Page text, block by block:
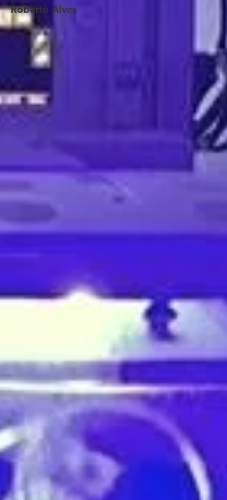
Roberto Alves